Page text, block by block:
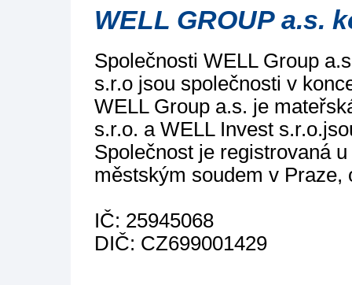
WELL GROUP a.s.
Společnosti WELL Group
s.r.o jsou společnosti v
WELL Group a.s. je
s.r.o. a WELL Invest
Společnost je registrovaná
městským soudem v Praze,
IČ: 25945068
DIČ: CZ699001429